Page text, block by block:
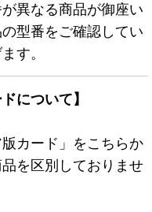
異なる商品が御座い
型番をご確認してい
す。
について】
カード」をこちらか
を区別しておりませ